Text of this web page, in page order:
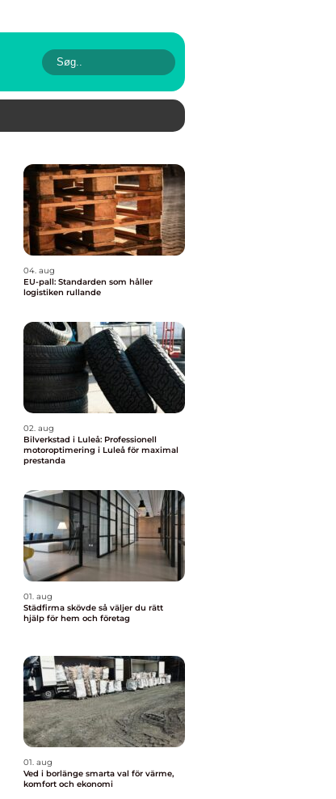
04. aug
EU-pall: Standarden som håller
logistiken rullande
02. aug
Bilverkstad i Luleå: Professionell
motoroptimering i Luleå för maximal
prestanda
01. aug
Städfirma skövde så väljer du rätt
hjälp för hem och företag
01. aug
Ved i borlänge smarta val för värme,
komfort och ekonomi